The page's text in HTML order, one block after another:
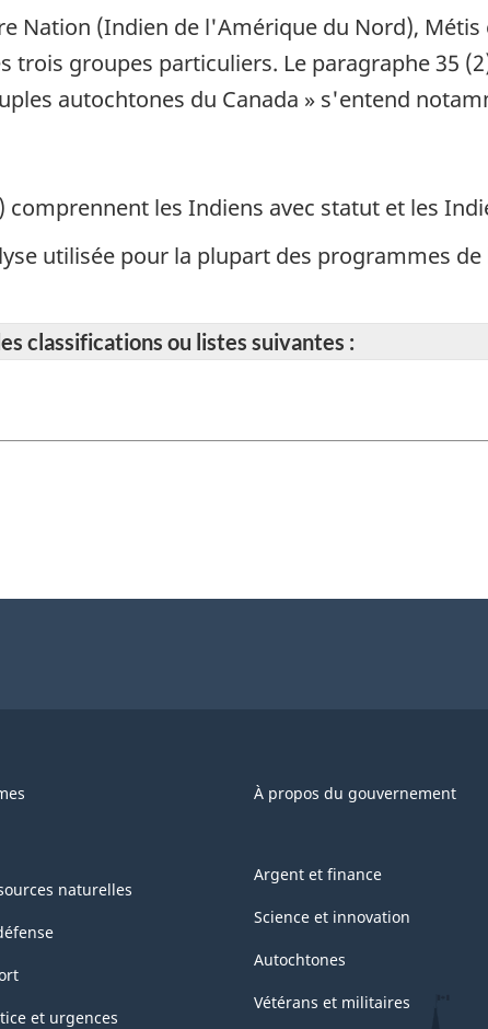
Nation (Indien de l'Amérique du Nord),
groupes particuliers. Le paragraphe 35
autochtones du Canada » s'entend
les Indiens avec statut et les
utilisée pour la plupart des programmes
classifications ou listes suivantes :
À propos du gouvernement
naturelles
et urgences
Argent et finance
Science et innovation
Autochtones
Vétérans et militaires